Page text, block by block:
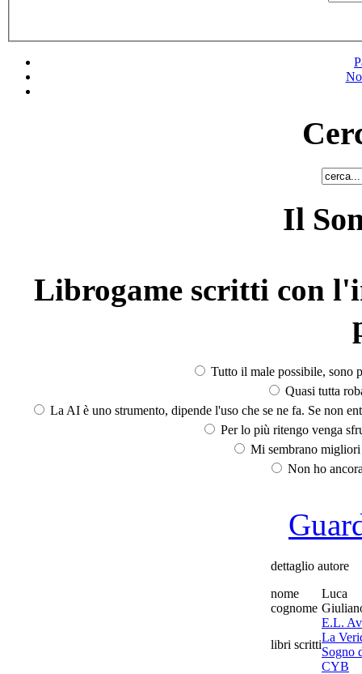
Il
Librogame scritti con
Tutto il male possibile, sono
Quasi tutta
La AI è uno strumento, dipende l'uso che se ne fa. Se non
Per lo più ritengo venga
Mi sembrano
Non ho
dettaglio autore
nome
Luca
cognome
libri scritti
E.L.
La
Sogno
CYB